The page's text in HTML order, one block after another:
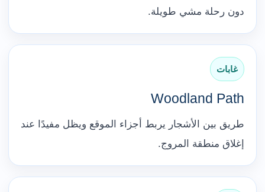
دون رحلة مشي طويلة.
غابات
Woodland Path
طريق بين الأشجار يربط أجزاء الموقع ويظل مفيدًا عند
إغلاق منطقة المروج.